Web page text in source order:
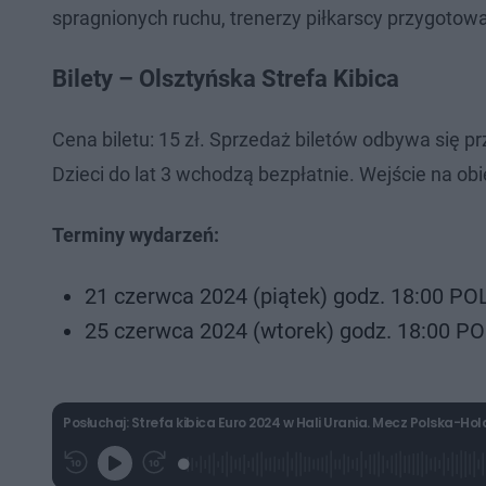
spragnionych ruchu, trenerzy piłkarscy
Bilety – Olsztyńska Strefa Kibica
Cena biletu: 15 zł. Sprzedaż biletów odbywa się
Dzieci do lat 3 wchodzą bezpłatnie. Wejście na
Terminy wydarzeń:
21 czerwca 2024 (piątek) godz. 18:00
25 czerwca 2024 (wtorek) godz. 18:00
Posłuchaj: Strefa kibica Euro 2024 w Hali Urania. Mecz Polska-
G
P